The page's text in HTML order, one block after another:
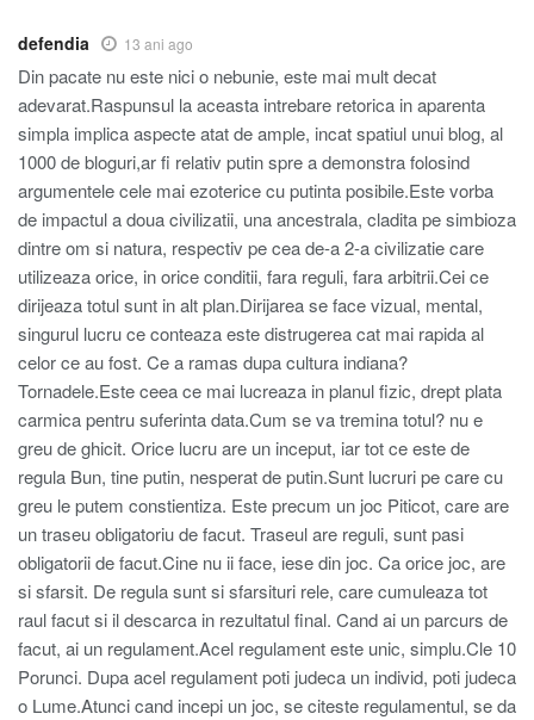
defendia 13 ani ago
Din pacate nu este nici o nebunie, este mai mult decat
adevarat.Raspunsul la aceasta intrebare retorica in aparenta
simpla implica aspecte atat de ample, incat spatiul unui blog, al
1000 de bloguri,ar fi relativ putin spre a demonstra folosind
argumentele cele mai ezoterice cu putinta posibile.Este vorba
de impactul a doua civilizatii, una ancestrala, cladita pe simbioza
dintre om si natura, respectiv pe cea de-a 2-a civilizatie care
utilizeaza orice, in orice conditii, fara reguli, fara arbitrii.Cei ce
dirijeaza totul sunt in alt plan.Dirijarea se face vizual, mental,
singurul lucru ce conteaza este distrugerea cat mai rapida al
celor ce au fost. Ce a ramas dupa cultura indiana?
Tornadele.Este ceea ce mai lucreaza in planul fizic, drept plata
carmica pentru suferinta data.Cum se va tremina totul? nu e
greu de ghicit. Orice lucru are un inceput, iar tot ce este de
regula Bun, tine putin, nesperat de putin.Sunt lucruri pe care cu
greu le putem constientiza. Este precum un joc Piticot, care are
un traseu obligatoriu de facut. Traseul are reguli, sunt pasi
obligatorii de facut.Cine nu ii face, iese din joc. Ca orice joc, are
si sfarsit. De regula sunt si sfarsituri rele, care cumuleaza tot
raul facut si il descarca in rezultatul final. Cand ai un parcurs de
facut, ai un regulament.Acel regulament este unic, simplu.Cle 10
Porunci. Dupa acel regulament poti judeca un individ, poti judeca
o Lume.Atunci cand incepi un joc, se citeste regulamentul, se da